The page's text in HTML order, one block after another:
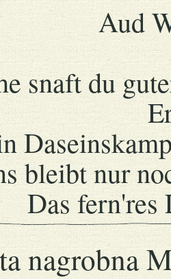
Aud
snaft du
bleibt nur
Das fern'res
nagrobna